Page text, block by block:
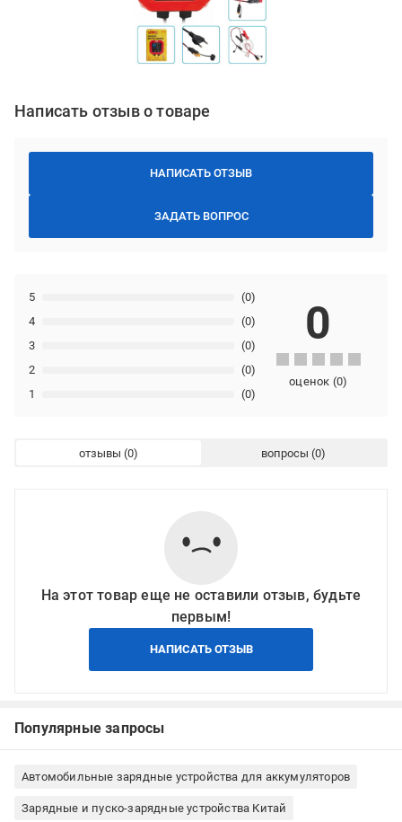
Написать отзыв о товаре
НАПИСАТЬ ОТЗЫВ
ЗАДАТЬ ВОПРОС
1 (0)
2 (0)
3 (0)
4 (0)
5 (0)
0
оценок (0)
отзывы вопросы
На этот товар еще не оставили отзыв, будьте
первым!
НАПИСАТЬ ОТЗЫВ
Популярные запросы
Автомобильные зарядные устройства для аккумуляторов
Зарядные и пуско-зарядные устройства Китай